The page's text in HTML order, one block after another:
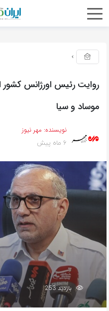
روایت رئیس اورژانس کشور
موساد و سیا
نویسنده: مهر نیوز
6 ماه پیش
بازدید 253